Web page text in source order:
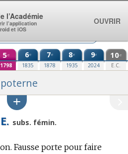
5e
1798
6e
1835
7e
1878
8e
1935
9e
2024
10e
E.C.
poterne
subs. fémin.
Fausse porte pour faire
l’Académie
l’application
et iOS
OUVRIR